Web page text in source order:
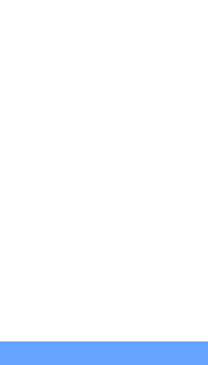
Chinese